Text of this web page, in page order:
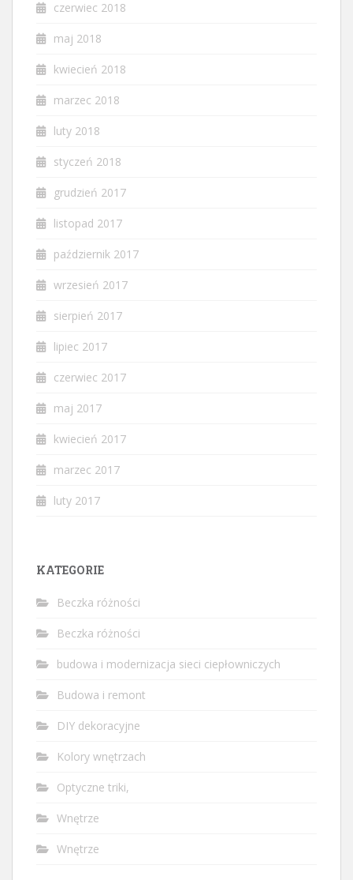
czerwiec 2018
maj 2018
kwiecień 2018
marzec 2018
luty 2018
styczeń 2018
grudzień 2017
listopad 2017
październik 2017
wrzesień 2017
sierpień 2017
lipiec 2017
czerwiec 2017
maj 2017
kwiecień 2017
marzec 2017
luty 2017
KATEGORIE
Beczka różności
Beczka różności
budowa i modernizacja sieci ciepłowniczych
Budowa i remont
DIY dekoracyjne
Kolory wnętrzach
Optyczne triki,
Wnętrze
Wnętrze